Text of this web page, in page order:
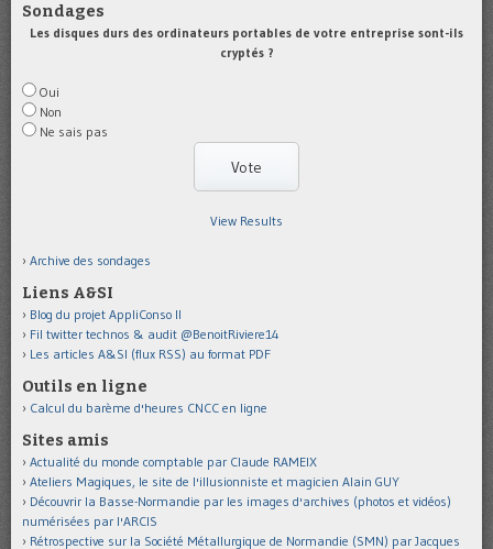
Sondages
Les disques durs des ordinateurs portables de votre entreprise sont-ils
cryptés ?
Oui
Non
Ne sais pas
View Results
Archive des sondages
Liens A&SI
Blog du projet AppliConso II
Fil twitter technos & audit @BenoitRiviere14
Les articles A&SI (flux RSS) au format PDF
Outils en ligne
Calcul du barème d'heures CNCC en ligne
Sites amis
Actualité du monde comptable par Claude RAMEIX
Ateliers Magiques, le site de l'illusionniste et magicien Alain GUY
Découvrir la Basse-Normandie par les images d'archives (photos et vidéos)
numérisées par l'ARCIS
Rétrospective sur la Société Métallurgique de Normandie (SMN) par Jacques